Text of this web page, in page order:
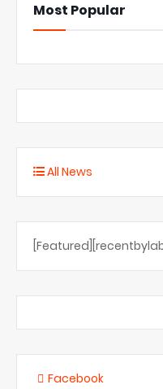
Most Popular
All News
Facebook